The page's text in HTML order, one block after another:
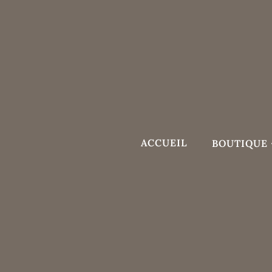
ACCUEIL BOUTIQUE